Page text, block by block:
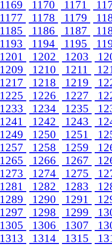
1169 1170 1171
1177
1178 1179
1185
1186 1187
1193
1194 1195
1201
1202 1203
1209
1210 1211
1217
1218 1219
1225
1226 1227
1233
1234 1235
1241
1242 1243
1249
1250 1251
1257
1258 1259
1265
1266 1267
1273
1274 1275
1281
1282 1283
1289
1290 1291
1297
1298 1299
1305
1306 1307
1313
1314 1315